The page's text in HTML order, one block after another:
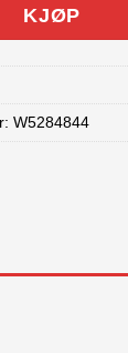
KJØP
W5284844